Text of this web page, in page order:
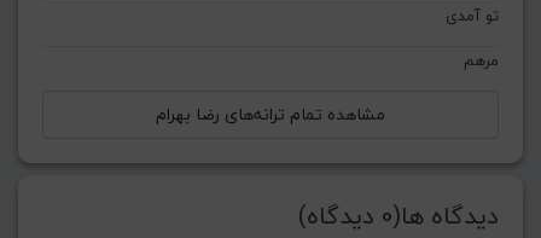
تو آمدی
مرهم
مشاهده تمام ترانه‌های رضا بهرام
دیدگاه ها(0 دیدگاه)